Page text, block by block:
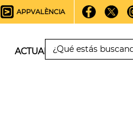
APPVALÈNCIA
ACTUALIDAD